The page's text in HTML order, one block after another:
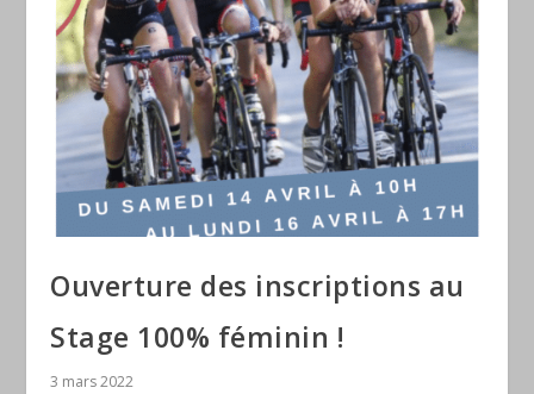
Ouverture des inscriptions au
Stage 100% féminin !
3 mars 2022